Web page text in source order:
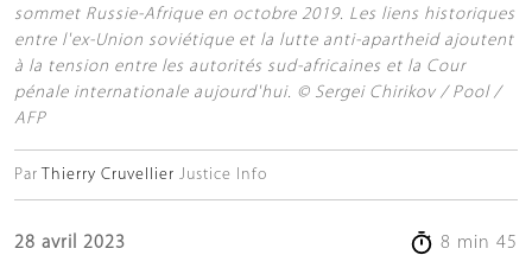
sommet Russie-Afrique en octobre 2019. Les liens historiques
entre l'ex-Union soviétique et la lutte anti-apartheid ajoutent
à la tension entre les autorités sud-africaines et la Cour
pénale internationale aujourd'hui. © Sergei Chirikov / Pool /
AFP
Par Thierry Cruvellier Justice Info
28 avril 2023 8 min 45